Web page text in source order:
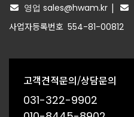
영업 sales@hwam.kr |
사업자등록번호 554-81-00812
고객견적문의/상담문의
031-322-9902